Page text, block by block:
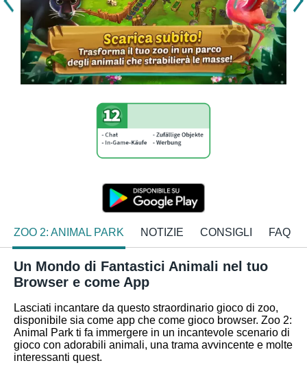
ZOO 2: ANIMAL PARK NOTIZIE CONSIGLI FAQ
Un Mondo di Fantastici Animali nel tuo
Browser e come App
Lasciati incantare da questo straordinario gioco di zoo,
disponibile sia come app che come gioco browser. Zoo 2:
Animal Park ti fa immergere in un incantevole scenario di
gioco con adorabili animali, una trama avvincente e molte
interessanti quest.